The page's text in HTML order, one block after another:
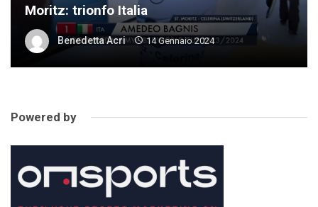
Moritz: trionfo Italia
Benedetta Acri 14 Gennaio 2024
Powered by